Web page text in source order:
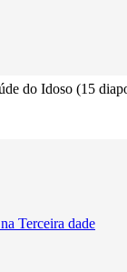
do Idoso (15
Terceira dade